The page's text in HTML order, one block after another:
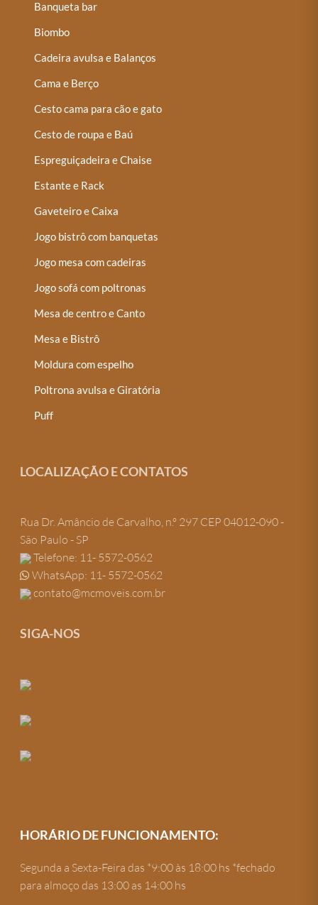
Banqueta bar
Biombo
Cadeira avulsa e Balanços
Cama e Berço
Cesto cama para cão e gato
Cesto de roupa e Baú
Espreguiçadeira e Chaise
Estante e Rack
Gaveteiro e Caixa
Jogo bistrô com banquetas
Jogo mesa com cadeiras
Jogo sofá com poltronas
Mesa de centro e Canto
Mesa e Bistrô
Moldura com espelho
Poltrona avulsa e Giratória
Puff
LOCALIZAÇÃO E CONTATOS
Rua Dr. Amâncio de Carvalho, n.º 297 CEP 04012-090 -
São Paulo - SP
Telefone: 11- 5572-0562
WhatsApp: 11- 5572-0562
contato@mcmoveis.com.br
SIGA-NOS
HORÁRIO DE FUNCIONAMENTO:
Segunda a Sexta-Feira das *9:00 às 18:00 hs *fechado
para almoço das 13:00 as 14:00 hs